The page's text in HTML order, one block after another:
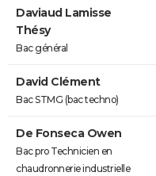
Daviaud Lamisse
Thésy
Bac général
David Clément
Bac STMG (bac techno)
De Fonseca Owen
Bac pro Technicien en
chaudronnerie industrielle